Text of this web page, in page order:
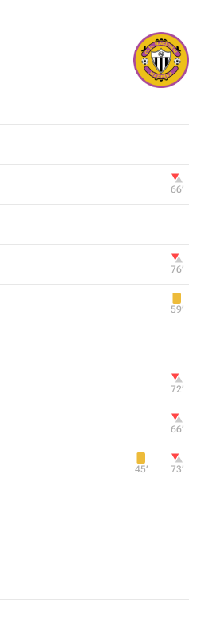
66‎’‎
76‎’‎
59‎’‎
72‎’‎
66‎’‎
45‎’‎ 73‎’‎